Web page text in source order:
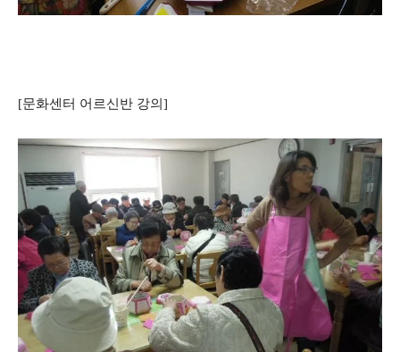
[문화센터 어르신반 강의]